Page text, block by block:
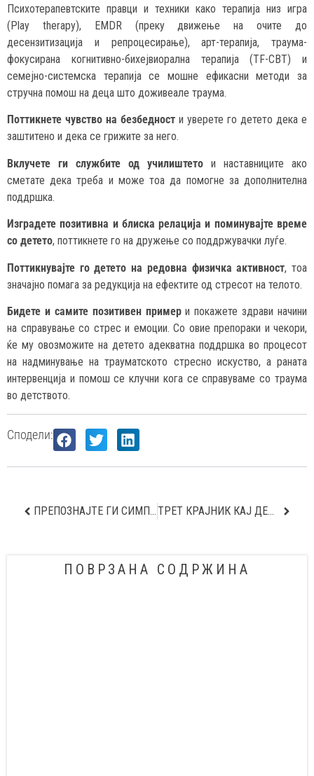
Психотерапевтските правци и техники како терапија низ игра
(Play therapy), EMDR (преку движење на очите до
десензитизација и репроцесирање), арт-терапија, траума-
фокусирана когнитивно-бихејвиорална терапија (TF-CBT) и
семејно-системска терапија се мошне ефикасни методи за
стручна помош на деца што доживеале траума.
Поттикнете чувство на безбедност и уверете го детето дека е
заштитено и дека се грижите за него.
Вклучете ги службите од училиштето и наставниците ако
сметате дека треба и може тоа да помогне за дополнителна
поддршка.
Изградете позитивна и блиска релација и поминувајте време
со детето, поттикнете го на дружење со поддржувачки луѓе.
Поттикнувајте го детето на редовна физичка активност, тоа
значајно помага за редукција на ефектите од стресот на телото.
Бидете и самите позитивен примери покажете здрави начини
на справување со стрес и емоции. Со овие препораки и чекори,
ќе му овозможите на детето адекватна поддршка во процесот
на надминување на трауматското стресно искуство, а раната
интервенција и помош се клучни кога се справуваме со траума
во детството.
Сподели:
ПРЕПОЗНАЈТЕ ГИ СИМПТОМИТЕ НА ПОСТПОРОДИЛНА ДЕПРЕСИЈА ТРЕТ КРАЈНИК КАЈ ДЕЦА – ШТО ТРЕБА ДА ЗНАЕТЕ
ПОВРЗАНА СОДРЖИНА